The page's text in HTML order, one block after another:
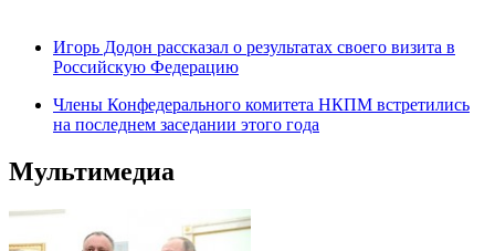
Игорь Додон рассказал о результатах своего визита в
Российскую Федерацию
Члены Конфедерального комитета НКПМ встретились
на последнем заседании этого года
Мультимедиа